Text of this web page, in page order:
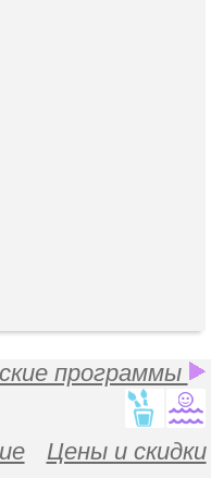
программы
Цены и скидки